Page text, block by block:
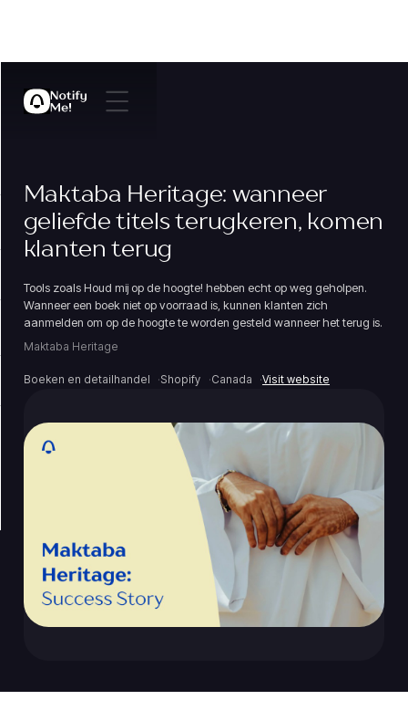
Maktaba Heritage: wanneer
geliefde titels terugkeren, komen
klanten terug
Tools zoals Houd mij op de hoogte! hebben echt op weg geholpen.
Wanneer een boek niet op voorraad is, kunnen klanten zich
aanmelden om op de hoogte te worden gesteld wanneer het terug is.
Maktaba Heritage
Boeken en detailhandel Shopify Canada Visit website